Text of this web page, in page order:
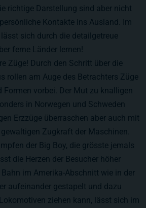
richtige Darstellung sind aber nicht
Kontakte ins Ausland. Im
sich durch die detailgetreue
ferne Länder lernen!
Züge! Durch den Schritt über die
rollen am Auge des Betrachters Züge
Formen vorbei. Der Mut zu knalligen
in Norwegen und Schweden
Erzzüge überraschen aber auch mit
Zugkraft der Maschinen.
der Big Boy, die grösste jemals
die Herzen der Besucher höher
im Amerika-Abschnitt wie in der
aufeinander gestapelt und dazu
ziehen kann, lässt sich im